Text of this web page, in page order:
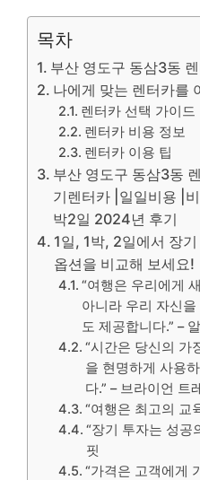
목차
부산 영도구 동삼3동
나에게 맞는 렌터카를
렌터카 선택 가이드
렌터카 비용 정보
렌터카 이용 팁
부산 영도구 동삼3동
기렌터카 |일일비용 |
박2일 2024년 후기
1일, 1박, 2일에서 장
옵션을 비교해 보세요!
“여행은 우리에게
아니라 우리 자신
도 제공합니다.” –
“시간은 당신의 가
을 현명하게 사용
다.” – 브라이언 트
“여행은 최고의 교
“장기 투자는 성공
핏
“가격은 고객에게